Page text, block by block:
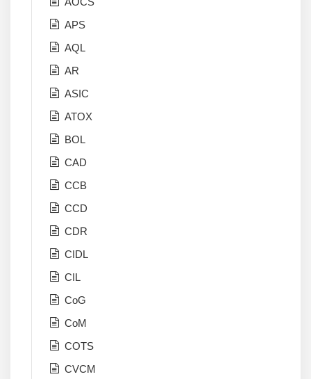
APS
AQL
AR
ASIC
ATOX
BOL
CAD
CCB
CCD
CDR
CIDL
CIL
CoG
CoM
COTS
CVCM